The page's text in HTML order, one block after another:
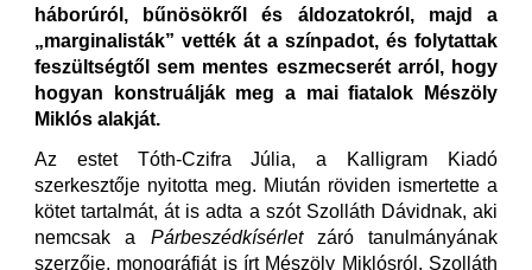
háborúról, bűnösökről és áldozatokról, majd a
„marginalisták” vették át a színpadot, és folytattak
feszültségtől sem mentes eszmecserét arról, hogy
hogyan konstruálják meg a mai fiatalok Mészöly
Miklós alakját.
Az estet Tóth-Czifra Júlia, a Kalligram Kiadó
szerkesztője nyitotta meg. Miután röviden ismertette a
kötet tartalmát, át is adta a szót Szolláth Dávidnak, aki
nemcsak a Párbeszédkísérletzáró tanulmányának
szerzője, monográfiát is írt Mészöly Miklósról. Szolláth